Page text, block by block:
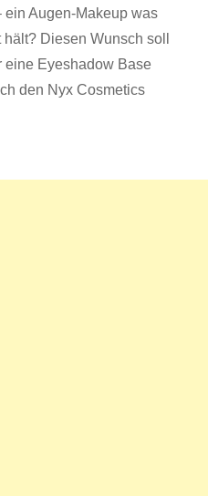
ein Augen-Makeup was
Diesen Wunsch soll
eine Eyeshadow Base
den Nyx Cosmetics